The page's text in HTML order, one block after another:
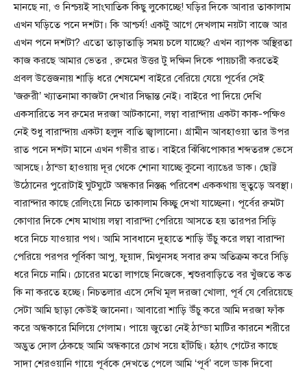
মানছে না, ও নিশ্চয়ই সাংঘাতিক কিছু লুকোচ্ছে! ঘড়ির দিকে আবার তাকালাম
এখন ঘড়িতে পনে দশটা। কি আশ্চর্য! একটু আগে দেখলাম নয়টা বাজে আর
এখন পনে দশটা? এতো তাড়াতাড়ি সময় চলে যাচ্ছে? এখন ব্যাপক অস্থিরতা
কাজ করছে আমার ভেতর , রুমের উত্তর টু দক্ষিন দিকে পায়চারী করতেই
প্রবল উত্তেজনায় শাড়ি ধরে শেষমেশ বাইরে বেরিয়ে যেয়ে পূর্বের সেই
‘জরুরী’ খ্যাতনামা কাজটা দেখার সিদ্ধান্ত নেই। বাইরে পা দিয়ে দেখি
একসারিতে সব রুমের দরজা আটকানো, লম্বা বারান্দায় একটা কাক-পক্ষিও
নেই শুধু বারান্দায় একটা হলুদ বাতি জ্বালানো। গ্রামীন আবহাওয়া তার উপর
রাত পনে দশটা মানে এখন গভীর রাত। বাইরে ঝিঁঝিপোকার শব্দতরঙ্গ ভেসে
আসছে। ঠান্ডা হাওয়ায় দূর থেকে শোনা যাচ্ছে কুনো ব্যাঙের ডাক। ছোট্ট
উঠোনের পুরোটাই ঘুটঘুটে অন্ধকার নিস্তব্ধ পরিবেশ এককথায় ভূতুড়ে অবস্থা।
বারান্দার কাছে রেলিংয়ে নিচে তাকালাম কিচ্ছু দেখা যাচ্ছেনা। পূর্বের রুমটা
কোণার দিকে শেষ মাথায় লম্বা বারান্দা পেরিয়ে আসতে হয় তারপর সিড়ি
ধরে নিচে যাওয়ার পথ। আমি সাবধানে দুহাতে শাড়ি উঁচু করে লম্বা বারান্দা
পেরিয়ে পরপর পূর্বিকা আপু, ফুয়াদ, মিথুনসহ সবার রুম অতিক্রম করে সিড়ি
ধরে নিচে নামি। চোরের মতো লাগছে নিজেকে, শ্বশুরবাড়িতে বর খুঁজতে কত
কি না করতে হচ্ছে। নিচতলার এসে দেখি মূল দরজা খোলা, পূর্ব যে বেরিয়েছে
সেটা আমি ছাড়া কেউই জানেনা। আবারো শাড়ি উঁচু করে আমি দরজা ফাঁক
করে অন্ধকারে মিলিয়ে গেলাম। পায়ে জুতো নেই ঠান্ডা মাটির কারনে শরীরে
অদ্ভুত দোল ঠেকছে আমি অন্ধকারে চোখ সয়ে হাঁটছি। হঠাৎ গেটের কাছে
সাদা শেরওয়ানি গায়ে পূর্বকে দেখতে পেলে আমি ‘পূর্ব’ বলে ডাক দিবো